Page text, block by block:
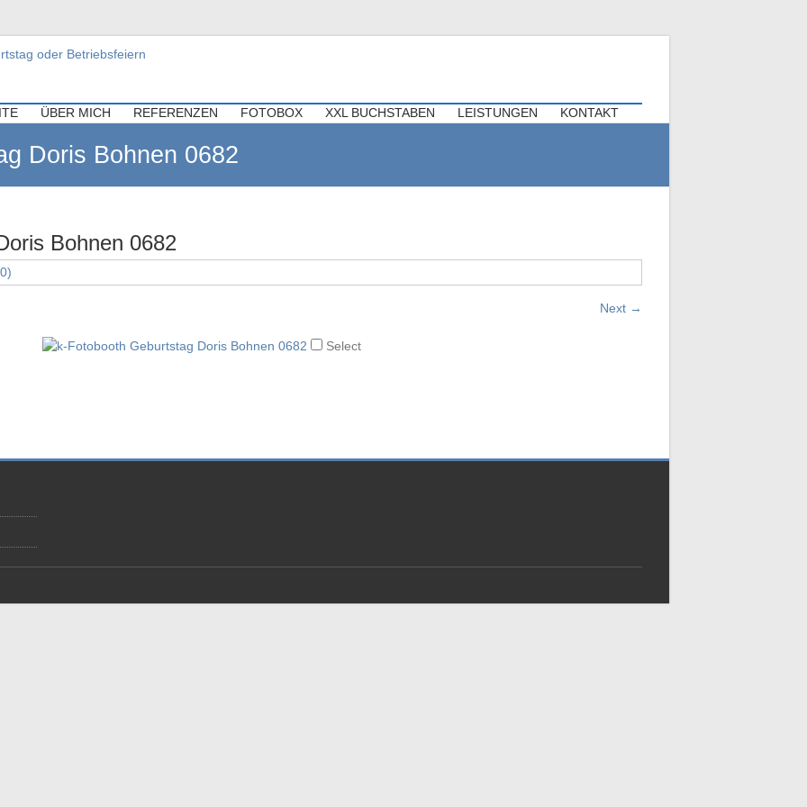
Hochzeit, Geburtstag oder Firmenfeier.
ÜBER MICH REFERENZEN FOTOBOX XXL BUCHSTABEN LEISTUNGEN KONTAKT
Doris Bohnen 0682
Bohnen 0682
Next →
Select